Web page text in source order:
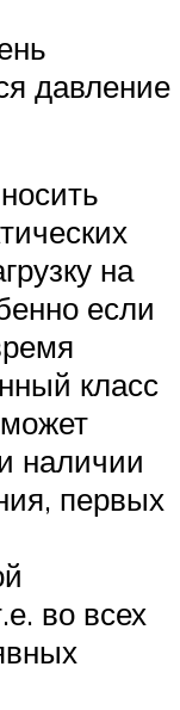
давление
на
если
класс
наличии
первых
во всех